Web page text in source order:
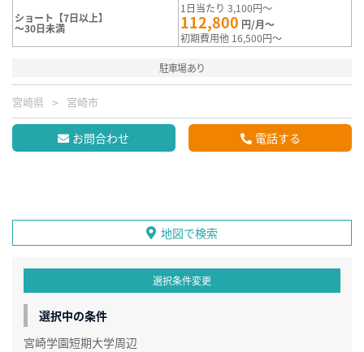
ショート【7日以上】
～30日未満
1日当たり 3,100円～
112,800 円/月～
初期費用他 16,500円～
駐車場あり
宮崎県 宮崎市
お問合わせ 電話する
地図で検索
選択条件変更
選択中の条件
宮崎学園短期大学周辺